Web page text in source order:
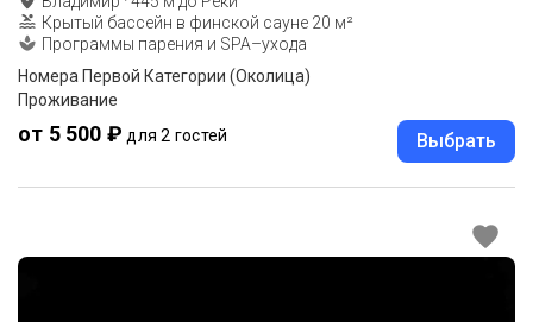
Крытый бассейн в финской сауне 20 м²
Программы парения и SPA–ухода
Номера Первой Категории (Околица)
Проживание
от 5 500 ₽ для 2 гостей Выбрать